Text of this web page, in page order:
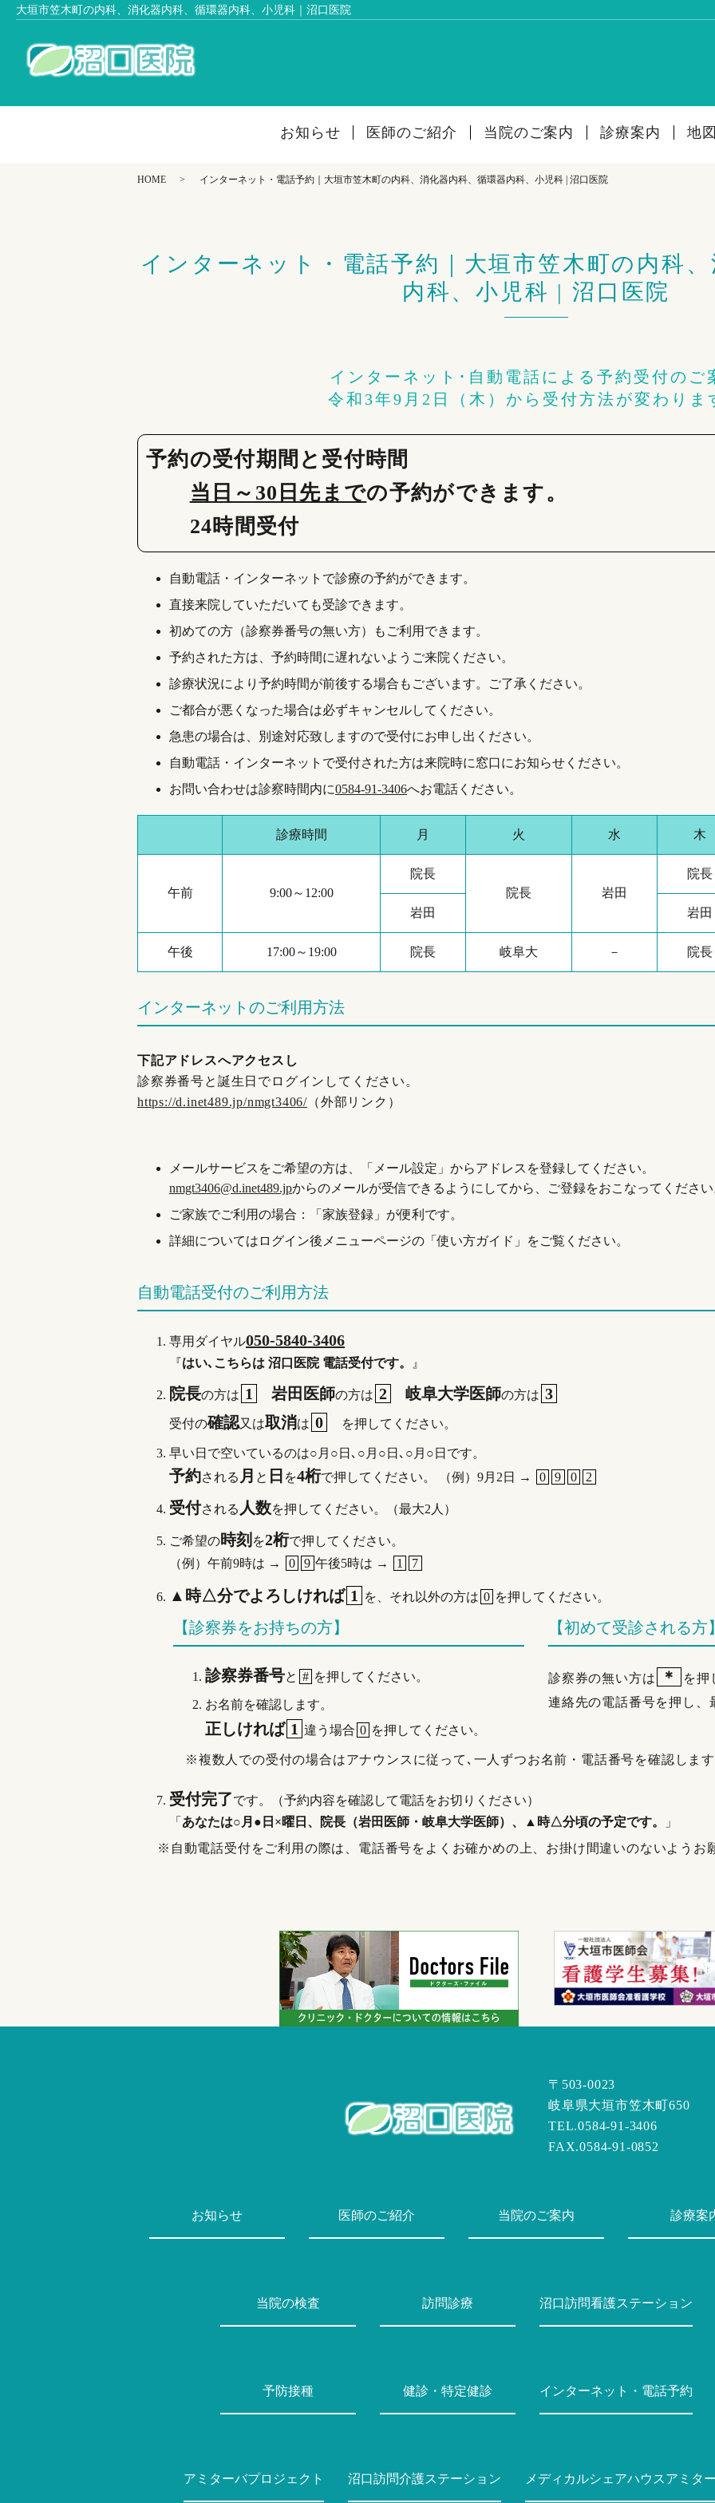
大垣市笠木町の内科、消化器内科、循環器内科、小児科｜沼口医院
お知らせ 医師のご紹介 当院のご案内 診療案内 地
HOME インターネット・電話予約｜大垣市笠木町の内科、消化器内科、循環器内科、小児科 | 沼口医院
インターネット・電話予約｜大垣市笠木町の内科
内科、小児科 | 沼口医院
インターネット･自動電話による予約受付のご
令和3年9月2日（木）から受付方法が変わりま
予約の受付期間と受付時間
当日～30日先までの予約ができます。
24時間受付
自動電話・インターネットで診療の予約ができます。
直接来院していただいても受診できます。
初めての方（診察券番号の無い方）もご利用できます。
予約された方は、予約時間に遅れないようご来院ください。
診療状況により予約時間が前後する場合もございます。ご了承ください。
ご都合が悪くなった場合は必ずキャンセルしてください。
急患の場合は、別途対応致しますので受付にお申し出ください。
自動電話・インターネットで受付された方は来院時に窓口にお知らせください。
お問い合わせは診察時間内に0584-91-3406へお電話ください。
診療時間 月 火 水 木
午前 9:00～12:00
院長
院長
岩田
院長
岩田 岩田
午後 17:00～19:00 院長 岐阜大 － 院長
インターネットのご利用方法
下記アドレスへアクセスし
診察券番号と誕生日でログインしてください。
https://d.inet489.jp/nmgt3406/ （外部リンク）
メールサービスをご希望の方は、「メール設定」からアドレスを登録してください。
nmgt3406@d.inet489.jpからのメールが受信できるようにしてから、ご登録をおこなってくださ
ご家族でご利用の場合：「家族登録」が便利です。
詳細についてはログイン後メニューページの「使い方ガイド」をご覧ください。
自動電話受付のご利用方法
専用ダイヤル050-5840-3406
『はい､こちらは 沼口医院 電話受付です。 』
院長の方は 1 岩田医師の方は 2 岐阜大学医師の方は 3
受付の確認又は取消は 0 を押してください。
早い日で空いているのは○月○日､○月○日､○月○日です。
予約される 月 と 日 を4桁で押してください。 （例）9月2日 → 0 9 0 2
受付される 人数を押してください。（最大2人）
ご希望の時刻 を2桁で押してください。
（例）午前9時は →
0 9 午後5時は → 1 7
▲時△分でよろしければ 1 を、それ以外の方は 0 を押してください。
【診察券をお持ちの方】
診察券番号と # を押してください。
お名前を確認します。
正しければ 1 違う場合 0 を押してください。
【初めて受診される方
診察券の無い方は ＊
を押
連絡先の電話番号を押し、
※複数人での受付の場合はアナウンスに従って､一人ずつお名前・電話番号を確認しま
受付完了です。（予約内容を確認して電話をお切りください）
「 あなたは○月●日×曜日、院長（岩田医師・岐阜大学医師）、▲時△分頃の予定です。
」
※自動電話受付をご利用の際は、電話番号をよくお確かめの上、お掛け間違いのないようお
〒503-0023
岐阜県大垣市笠木町650
TEL.0584-91-3406
FAX.0584-91-0852
お知らせ 医師のご紹介 当院のご案内 診療案
当院の検査 訪問診療 沼口訪問看護ステーション
予防接種 健診・特定健診 インターネット・電話予約
アミターバプロジェクト 沼口訪問介護ステーション メディカルシェアハウスアミタ